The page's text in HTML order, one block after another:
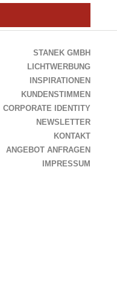
STANEK GMBH
LICHTWERBUNG
INSPIRATIONEN
KUNDENSTIMMEN
CORPORATE IDENTITY
NEWSLETTER
KONTAKT
ANGEBOT ANFRAGEN
IMPRESSUM